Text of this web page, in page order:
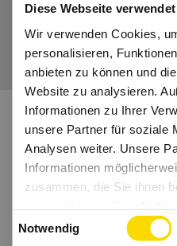
Diese Webseite
Wir verwenden Cookies,
personalisieren,
anbieten zu können und
Website zu analysieren.
Informationen zu Ihrer
unsere Partner für soziale
Analysen weiter. Unsere
Informationen
zusammen, die Sie ihnen
haben.
Notwendig
Wir freuen